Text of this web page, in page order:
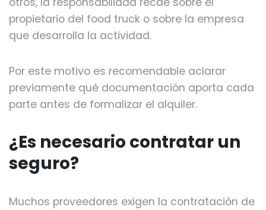
propietario del food truck o sobre la empresa
que desarrolla la actividad.
Por este motivo es recomendable aclarar
previamente qué documentación aporta cada
parte antes de formalizar el alquiler.
¿Es necesario contratar un
seguro?
Muchos proveedores exigen la contratación de